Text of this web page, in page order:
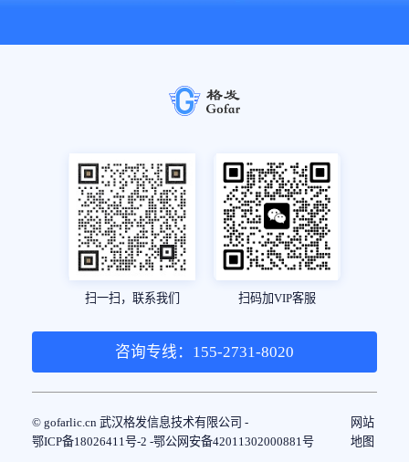
扫一扫，联系我们 扫码加VIP客服
咨询专线：155-2731-8020
© gofarlic.cn 武汉格发信息技术有限公司 -
鄂ICP备18026411号-2 -鄂公网安备42011302000881号
网站
地图